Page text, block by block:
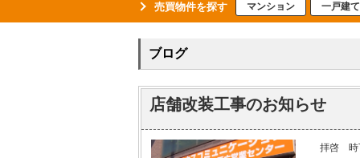
売買物件を探す マンション 一戸建て
ブログ
店舗改装工事のお知らせ
拝啓 時